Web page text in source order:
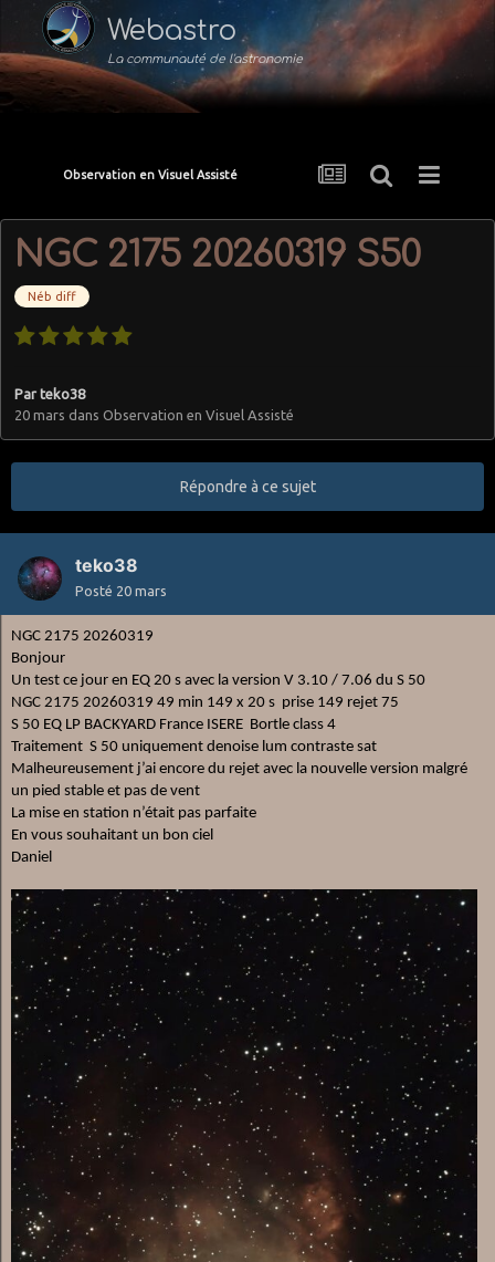
Webastro
La communauté de l'astronomie
Observation en Visuel Assisté
NGC 2175 20260319 S50
Néb diff
Par teko38
20 mars dans Observation en Visuel Assisté
Répondre à ce sujet
teko38
Posté 20 mars
NGC 2175 20260319
Bonjour
Un test ce jour en EQ 20 s avec la version V 3.10 / 7.06 du S 50
NGC 2175 20260319 49 min 149 x 20 s prise 149 rejet 75
S 50 EQ LP BACKYARD France ISERE Bortle class 4
Traitement S 50 uniquement denoise lum contraste sat
Malheureusement j’ai encore du rejet avec la nouvelle version malgré
un pied stable et pas de vent
La mise en station n’était pas parfaite
En vous souhaitant un bon ciel
Daniel